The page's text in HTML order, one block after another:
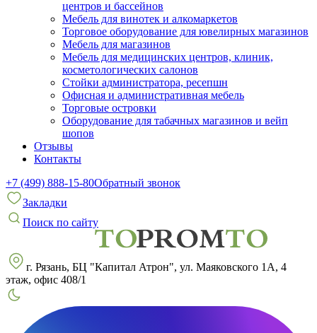
центров и бассейнов
Мебель для винотек и алкомаркетов
Торговое оборудование для ювелирных магазинов
Мебель для магазинов
Мебель для медицинских центров, клиник,
косметологических салонов
Стойки администратора, ресепшн
Офисная и административная мебель
Торговые островки
Оборудование для табачных магазинов и вейп
шопов
Отзывы
Контакты
+7 (499) 888-15-80Обратный звонок
Закладки
Поиск по сайту
г. Рязань, БЦ "Капитал Атрон", ул. Маяковского 1А, 4
этаж, офис 408/1